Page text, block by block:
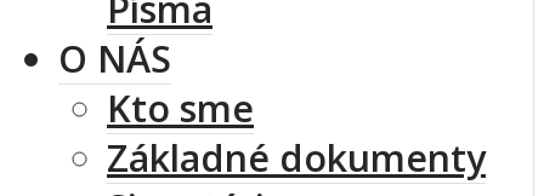
O NÁS
Kto sme
Základné dokumenty